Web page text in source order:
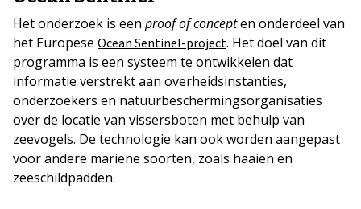
Het onderzoek is een proof of concepten onderdeel van
het Europese Ocean Sentinel-project. Het doel van dit
programma is een systeem te ontwikkelen dat
informatie verstrekt aan overheidsinstanties,
onderzoekers en natuurbeschermingsorganisaties
over de locatie van vissersboten met behulp van
zeevogels. De technologie kan ook worden aangepast
voor andere mariene soorten, zoals haaien en
zeeschildpadden.